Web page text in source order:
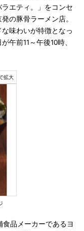
エティ。」をコンセ
の豚骨ラーメン店。
味わいが特徴となっ
午前11～午後10時、
品メーカーであるヨ